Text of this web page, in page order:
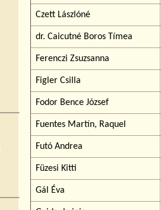
Czett Lászlóné
dr. Caicutné Boros Tímea
Ferenczi Zsuzsanna
Figler Csilla
Fodor Bence József
Fuentes Martín, Raquel
Futó Andrea
Füzesi Kitti
Gál Éva